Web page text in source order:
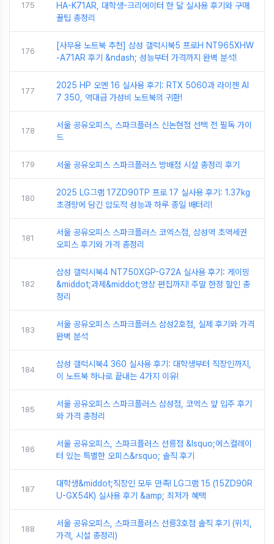
175
HA-K71AR, 대학생-크리에이터 한 달 실사용 후기와 구매
꿀팁 총정리
176
[사무용 노트북 추천] 삼성 갤럭시북5 프로H NT965XHW
-A71AR 후기 &ndash; 성능부터 가격까지 완벽 분석!
177
2025 HP 오멘 16 실사용 후기: RTX 5060과 라이젠 AI
7 350, 역대급 가성비 노트북의 귀환!
178
서울 공유오피스, 스파크플러스 신논현점 선택 전 필독 가이
드
179 서울 공유오피스 스파크플러스 방배점 시설 총정리 후기
180
2025 LG그램 17ZD90TP 프로 17 실사용 후기: 1.37kg
초경량에 담긴 압도적 성능과 하루 종일 배터리!
181
서울 공유오피스 스파크플러스 코엑스점, 삼성역 초역세권
오피스 후기와 가격 총정리
182
삼성 갤럭시북4 NT750XGP-G72A 실사용 후기: 게이밍
&middot;과제&middot;영상 편집까지! 주말 한정 할인 총
정리
183
서울 공유오피스 스파크플러스 삼성2호점, 실제 후기와 가격
완벽 분석
184
삼성 갤럭시북4 360 실사용 후기: 대학생부터 직장인까지,
이 노트북 하나로 끝내는 4가지 이유!
185
서울 공유오피스 스파크플러스 삼성점, 코엑스 앞 입주 후기
와 가격 총정리
186
서울 공유오피스, 스파크플러스 선릉점 &lsquo;에스컬레이
터 있는 특별한 오피스&rsquo; 솔직 후기
187
대학생&middot;직장인 모두 만족! LG그램 15 (15ZD90R
U-GX54K) 실사용 후기 &amp; 최저가 혜택
188
서울 공유오피스, 스파크플러스 선릉3호점 솔직 후기 (위치,
가격, 시설 총정리)